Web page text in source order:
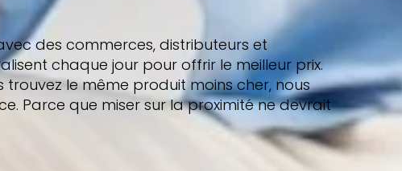
des commerces, distributeurs et
chaque jour pour offrir le meilleur prix.
trouvez le même produit moins cher, nous
Parce que miser sur la proximité ne devrait